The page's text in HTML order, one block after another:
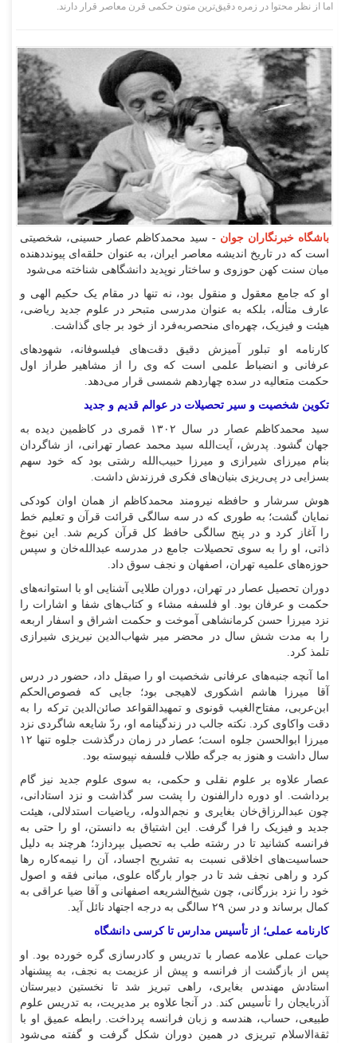
اما از نظر محتوا در زمره دقیق‌ترین متون حکمی قرن معاصر قرار دارند.
باشگاه خبرنگاران جوان - سید محمدکاظم عصار حسینی، شخصیتی
است که در تاریخ اندیشه معاصر ایران، به عنوان حلقه‌ای پیونددهنده
میان سنت کهن حوزوی و ساختار نوپدید دانشگاهی شناخته می‌شود
او که جامع معقول و منقول بود، نه تنها در مقام یک حکیم الهی و
عارف متأله، بلکه به عنوان مدرسی متبحر در علوم جدید ریاضی،
هیئت و فیزیک، چهره‌ای منحصر‌به‌فرد از خود بر جای گذاشت.
کارنامه او تبلور آمیزش دقیق دقت‌های فیلسوفانه، شهود‌های
عرفانی و انضباط علمی است که وی را از مشاهیر طراز اول
حکمت متعالیه در سده چهاردهم شمسی قرار می‌دهد.
تکوین شخصیت و سیر تحصیلات در عوالم قدیم و جدید
سید محمدکاظم عصار در سال ۱۳۰۲ قمری در کاظمین دیده به
جهان گشود. پدرش، آیت‌الله سید محمد عصار تهرانی، از شاگردان
بنام میرزای شیرازی و میرزا حبیب‌الله رشتی بود که خود سهم
بسزایی در پی‌ریزی بنیان‌های فکری فرزندش داشت.
هوش سرشار و حافظه نیرومند محمدکاظم از همان اوان کودکی
نمایان گشت؛ به طوری که در سه سالگی قرائت قرآن و تعلیم خط
را آغاز کرد و در پنج سالگی حافظ کل قرآن کریم شد. این نبوغ
ذاتی، او را به سوی تحصیلات جامع در مدرسه عبدالله‌خان و سپس
حوزه‌های علمیه تهران، اصفهان و نجف سوق داد.
دوران تحصیل عصار در تهران، دوران طلایی آشنایی او با استوانه‌های
حکمت و عرفان بود. او فلسفه مشاء و کتاب‌های شفا و اشارات را
نزد میرزا حسن کرمانشاهی آموخت و حکمت اشراق و اسفار اربعه
را به مدت شش سال در محضر میر شهاب‌الدین نیریزی شیرازی
تلمذ کرد.
اما آنچه جنبه‌های عرفانی شخصیت او را صیقل داد، حضور در درس
آقا میرزا هاشم اشکوری لاهیجی بود؛ جایی که فصوص‌الحکم
ابن‌عربی، مفتاح‌الغیب قونوی و تمهیدالقواعد صائن‌الدین ترکه را به
دقت واکاوی کرد. نکته جالب در زندگینامه او، ردّ شایعه شاگردی نزد
میرزا ابوالحسن جلوه است؛ عصار در زمان درگذشت جلوه تنها ۱۲
سال داشت و هنوز به جرگه طلاب فلسفه نپیوسته بود.
عصار علاوه بر علوم نقلی و حکمی، به سوی علوم جدید نیز گام
برداشت. او دوره دارالفنون را پشت سر گذاشت و نزد استادانی،
چون عبدالرزاق‌خان بغایری و نجم‌الدوله، ریاضیات استدلالی، هیئت
جدید و فیزیک را فرا گرفت. این اشتیاق به دانستن، او را حتی به
فرانسه کشانید تا در رشته طب به تحصیل بپردازد؛ هرچند به دلیل
حساسیت‌های اخلاقی نسبت به تشریح اجساد، آن را نیمه‌کاره رها
کرد و راهی نجف شد تا در جوار بارگاه علوی، مبانی فقه و اصول
خود را نزد بزرگانی، چون شیخ‌الشریعه اصفهانی و آقا ضیا عراقی به
کمال برساند و در سن ۲۹ سالگی به درجه اجتهاد نائل آید.
کارنامه عملی؛ از تأسیس مدارس تا کرسی دانشگاه
حیات عملی علامه عصار با تدریس و کادرسازی گره خورده بود. او
پس از بازگشت از فرانسه و پیش از عزیمت به نجف، به پیشنهاد
استادش مهندس بغایری، راهی تبریز شد تا نخستین دبیرستان
آذربایجان را تأسیس کند. در آنجا علاوه بر مدیریت، به تدریس علوم
طبیعی، حساب، هندسه و زبان فرانسه پرداخت. رابطه عمیق او با
ثقةالاسلام تبریزی در همین دوران شکل گرفت و گفته می‌شود